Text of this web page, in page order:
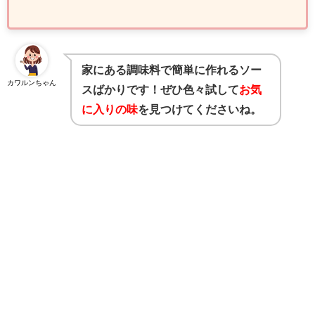
カワルンちゃん
家にある調味料で簡単に作れるソー
スばかりです！ぜひ色々試してお気
に入りの味を見つけてくださいね。